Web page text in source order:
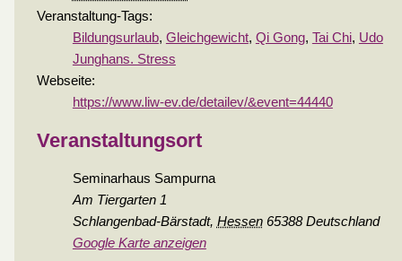
Veranstaltung-Tags:
Bildungsurlaub, Gleichgewicht, Qi Gong, Tai Chi, Udo
Junghans. Stress
Webseite:
https://www.liw-ev.de/detailev/&event=44440
Veranstaltungsort
Seminarhaus Sampurna
Am Tiergarten 1
Schlangenbad-Bärstadt, Hessen 65388 Deutschland
Google Karte anzeigen